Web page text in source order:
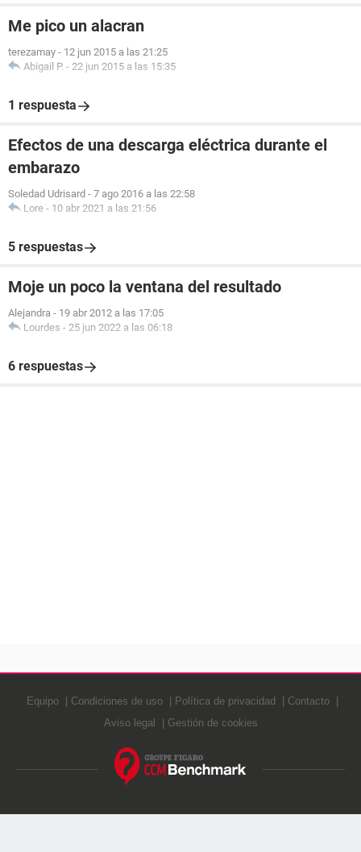
Me pico un alacran
terezamay - 12 jun 2015 a las 21:25
Abigail P. - 22 jun 2015 a las 15:35
1 respuesta
Efectos de una descarga eléctrica durante el
embarazo
Soledad Udrisard - 7 ago 2016 a las 22:58
Lore - 10 abr 2021 a las 21:56
5 respuestas
Moje un poco la ventana del resultado
Alejandra - 19 abr 2012 a las 17:05
Lourdes - 25 jun 2022 a las 06:18
6 respuestas
Equipo Condiciones de uso Política de privacidad
Contacto
Aviso legal
Gestión de cookies